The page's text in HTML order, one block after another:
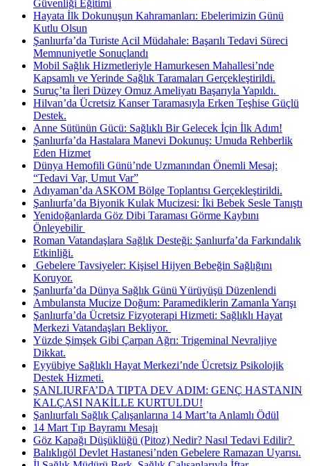
Güvenliği Eğitimi
Hayata İlk Dokunuşun Kahramanları: Ebelerimizin Günü
Kutlu Olsun
Şanlıurfa’da Turiste Acil Müdahale: Başarılı Tedavi Süreci
Memnuniyetle Sonuçlandı
Mobil Sağlık Hizmetleriyle Hamurkesen Mahallesi’nde
Kapsamlı ve Yerinde Sağlık Taramaları Gerçekleştirildi.
Suruç’ta İleri Düzey Omuz Ameliyatı Başarıyla Yapıldı. ​
Hilvan’da Ücretsiz Kanser Taramasıyla Erken Teşhise Güçlü
Destek.
Anne Sütünün Gücü: Sağlıklı Bir Gelecek İçin İlk Adım!
Şanlıurfa’da Hastalara Manevi Dokunuş: Umuda Rehberlik
Eden Hizmet
Dünya Hemofili Günü’nde Uzmanından Önemli Mesaj:
“Tedavi Var, Umut Var”
Adıyaman’da ASKOM Bölge Toplantısı Gerçekleştirildi.
Şanlıurfa’da Biyonik Kulak Mucizesi: İki Bebek Sesle Tanıştı
Yenidoğanlarda Göz Dibi Taraması Görme Kaybını
Önleyebilir ​
Roman Vatandaşlara Sağlık Desteği: Şanlıurfa’da Farkındalık
Etkinliği.
​ Gebelere Tavsiyeler: Kişisel Hijyen Bebeğin Sağlığını
Koruyor.
Şanlıurfa’da Dünya Sağlık Günü Yürüyüşü Düzenlendi
Ambulansta Mucize Doğum: Paramediklerin Zamanla Yarışı
Şanlıurfa’da Ücretsiz Fizyoterapi Hizmeti: Sağlıklı Hayat
Merkezi Vatandaşları Bekliyor. ​
Yüzde Şimşek Gibi Çarpan Ağrı: Trigeminal Nevraljiye
Dikkat.
Eyyübiye Sağlıklı Hayat Merkezi’nde Ücretsiz Psikolojik
Destek Hizmeti.
ŞANLIURFA’DA TIPTA DEV ADIM: GENÇ HASTANIN
KALÇASI NAKİLLE KURTULDU!
Şanlıurfalı Sağlık Çalışanlarına 14 Mart’ta Anlamlı Ödül
14 Mart Tıp Bayramı Mesajı
Göz Kapağı Düşüklüğü (Pitoz) Nedir? Nasıl Tedavi Edilir? ​
Balıklıgöl Devlet Hastanesi’nden Gebelere Ramazan Uyarısı.